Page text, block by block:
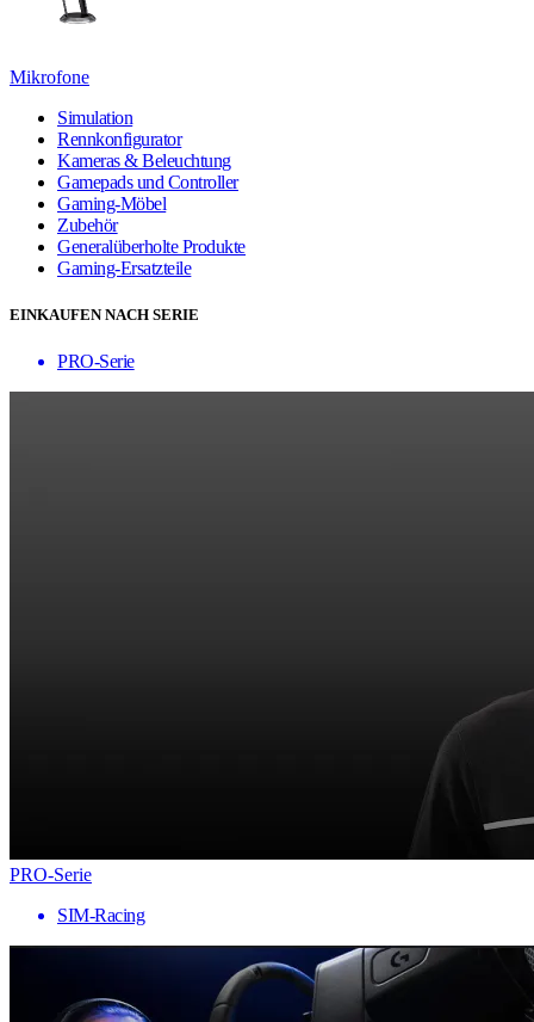
Mikrofone
Simulation
Rennkonfigurator
Kameras & Beleuchtung
Gamepads und Controller
Gaming-Möbel
Zubehör
Generalüberholte Produkte
Gaming-Ersatzteile
EINKAUFEN NACH SERIE
PRO-Serie
PRO-Serie
SIM-Racing